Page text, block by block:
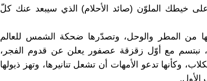
خيطك الملوّن (صائد الأحلام) الذي سيبعد عنك كلّ
من المطر والوحل، وتصدّرها ضحكة الشمس للعالم
نبتسم مع أوّل زقزقة عصفور يعلن عن قدوم الفجر،
وكأنها تدعو الأمهات أن تشعل تنانيرها، وتهز ذيولها